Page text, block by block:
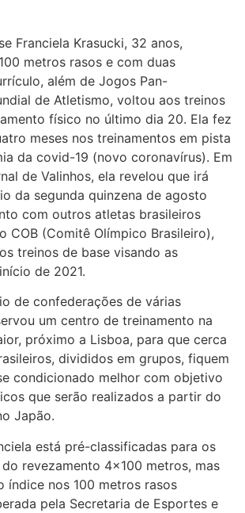
Franciela Krasucki, 32 anos,
metros rasos e com duas
além de Jogos Pan-
de Atletismo, voltou aos treinos
físico no último dia 20. Ela fez
meses nos treinamentos em pista
da covid-19 (novo coronavírus). Em
de Valinhos, ela revelou que irá
da segunda quinzena de agosto
com outros atletas brasileiros
COB (Comitê Olímpico Brasileiro),
treinos de base visando as
de 2021.
de confederações de várias
um centro de treinamento na
próximo a Lisboa, para que cerca
divididos em grupos, fiquem
condicionado melhor com objetivo
que serão realizados a partir do
Japão.
está pré-classificadas para os
revezamento 4×100 metros, mas
índice nos 100 metros rasos
pela Secretaria de Esportes e